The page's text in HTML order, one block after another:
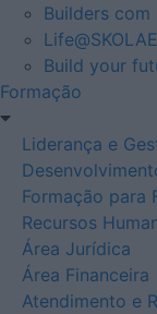
Builders
Life@SKOLAE
Build your
Formação
Liderança e
Formação para
Recursos
Área Jurídica
Área Financeira
Atendimento e